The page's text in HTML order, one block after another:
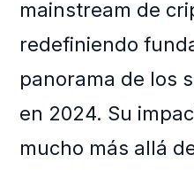
mainstream de
redefiniendo
panorama de los
en 2024. Su
mucho más allá